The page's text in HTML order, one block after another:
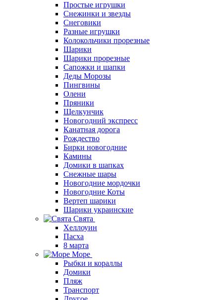
Простые игрушки
Снежинки и звезды
Снеговики
Разные игрушки
Колокольчики прорезные
Шарики
Шарики прорезные
Сапожки и шапки
Деды Морозы
Пингвины
Олени
Пряники
Щелкунчик
Новогодний экспресс
Канатная дорога
Рождество
Бирки новогодние
Камины
Домики в шапках
Снежные шары
Новогодние мордочки
Новогодние Коты
Вертеп шарики
Шарики украинские
Свята
Хеллоуин
Пасха
8 марта
Море
Рыбки и кораллы
Домики
Пляж
Транспорт